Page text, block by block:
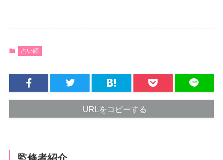
占い師
URLをコピーする